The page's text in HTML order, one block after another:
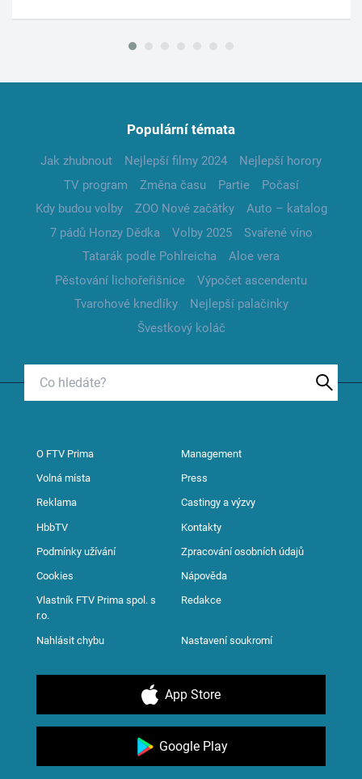
Populární témata
Jak zhubnout Nejlepší filmy 2024
Nejlepší horory
TV program
Změna času Partie
Počasí
Kdy budou volby
ZOO Nové začátky
Auto – katalog
7 pádů Honzy Dědka
Volby 2025
Svařené víno
Tatarák podle Pohlreicha
Aloe vera
Pěstování lichořeřišnice
Výpočet ascendentu
Tvarohové knedlíky
Nejlepší palačinky
Švestkový koláč
O FTV Prima Management
Volná místa Press
Reklama Castingy a výzvy
HbbTV Kontakty
Podmínky užívání Zpracování osobních údajů
Cookies Nápověda
Vlastník FTV Prima spol. s
r.o.
Redakce
Nahlásit chybu Nastavení soukromí
App Store
Google Play